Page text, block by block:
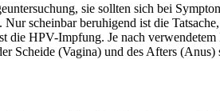
sie sollten sich bei
scheinbar beruhigend ist die
die HPV-Impfung. Je nach
Scheide (Vagina) und des Afters